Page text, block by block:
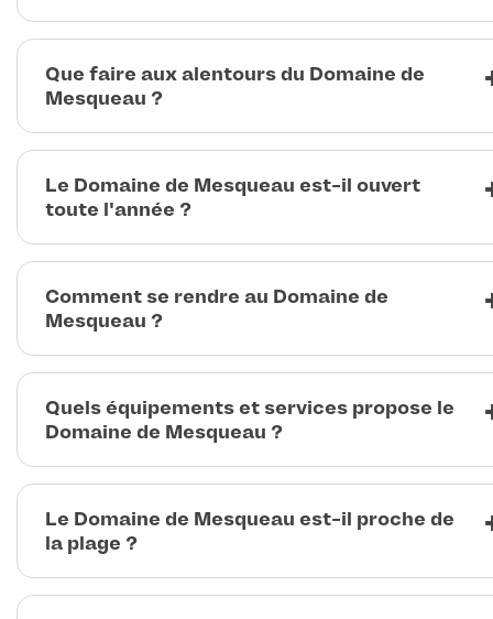
Que faire aux alentours du Domaine de
Mesqueau ?
Le Domaine de Mesqueau est-il ouvert
toute l'année ?
Comment se rendre au Domaine de
Mesqueau ?
Quels équipements et services propose le
Domaine de Mesqueau ?
Le Domaine de Mesqueau est-il proche de
la plage ?